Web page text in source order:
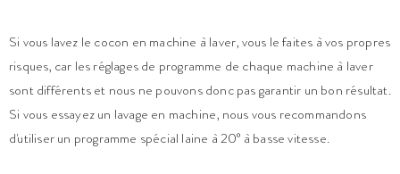
Si vous lavez le cocon en machine à laver, vous le faites à vos propres
risques, car les réglages de programme de chaque machine à laver
sont différents et nous ne pouvons donc pas garantir un bon résultat.
Si vous essayez un lavage en machine, nous vous recommandons
d'utiliser un programme spécial laine à 20° à basse vitesse.